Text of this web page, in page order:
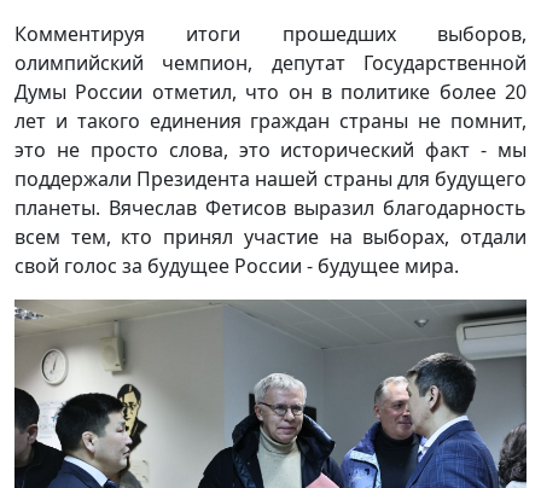
Комментируя итоги прошедших выборов,
олимпийский чемпион, депутат Государственной
Думы России отметил, что он в политике более 20
лет и такого единения граждан страны не помнит,
это не просто слова, это исторический факт - мы
поддержали Президента нашей страны для будущего
планеты. Вячеслав Фетисов выразил благодарность
всем тем, кто принял участие на выборах, отдали
свой голос за будущее России - будущее мира.